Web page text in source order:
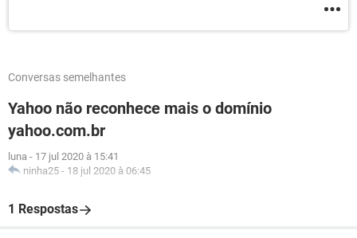
Conversas semelhantes
Yahoo não reconhece mais o domínio
yahoo.com.br
luna - 17 jul 2020 à 15:41
ninha25 - 18 jul 2020 à 06:45
1 Respostas